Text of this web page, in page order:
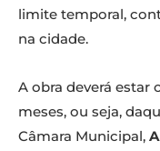
limite temporal,
na cidade.
A obra deverá estar
meses, ou seja,
Câmara Municipal,